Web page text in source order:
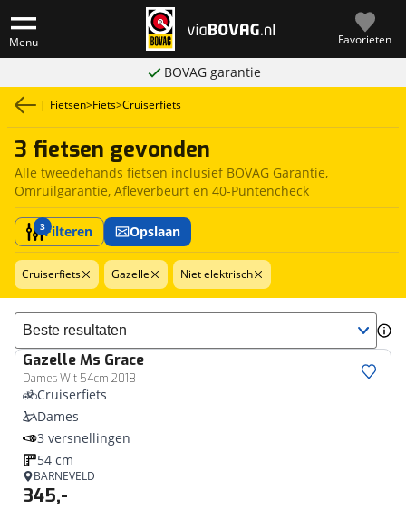
Menu Favorieten
BOVAG garantie
| Fietsen>Fiets>Cruiserfiets
3 fietsen gevonden
Alle tweedehands fietsen inclusief BOVAG Garantie,
Omruilgarantie, Afleverbeurt en 40-Puntencheck
3Filteren Opslaan
Cruiserfiets Gazelle Niet elektrisch
Sorteer resultaten
GazelleMs Grace
Dames Wit 54cm 2018
Cruiserfiets
Dames
3 versnellingen
54 cm
BARNEVELD
345,-